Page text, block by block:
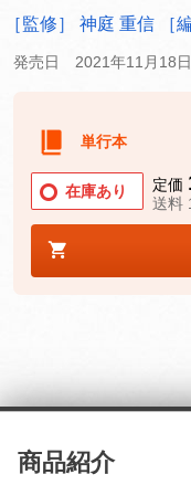
［監修］ 神庭 重信 ［
発売日 2021年11月18日
単行本
在庫あり 定価
送料
商品紹介